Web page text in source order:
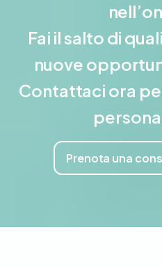
Fai il salto di
nuove
Contattaci ora
Prenota una